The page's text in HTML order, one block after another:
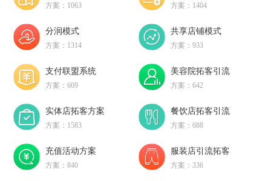
方案：1063 方案：1404
分润模式
方案：1314
共享店铺模式
方案：933
支付联盟系统
方案：609
美容院拓客引流
方案：642
实体店拓客方案
方案：1583
餐饮店拓客引流
方案：688
充值活动方案
方案：840
服装店引流拓客
方案：336